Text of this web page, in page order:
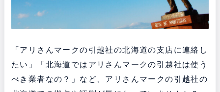
「アリさんマークの引越社の北海道の支店に連絡し
たい」「北海道ではアリさんマークの引越社は使う
べき業者なの？」など、アリさんマークの引越社の